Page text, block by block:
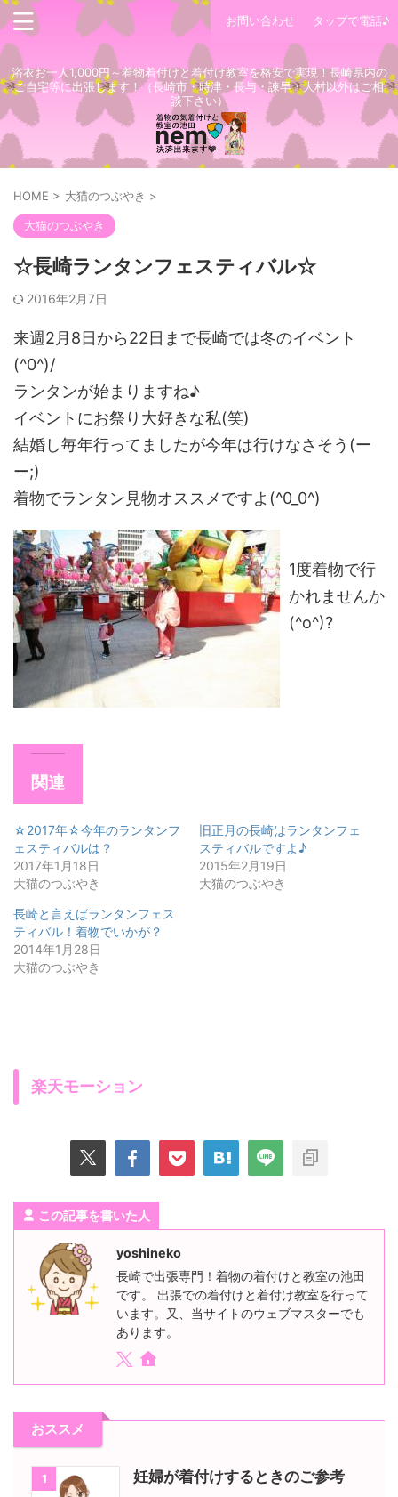
お問い合わせ タップで電話♪
浴衣お一人1,000円～着物着付けと着付け教室を格安で実現！長崎県内の
ご自宅等に出張します！（長崎市・時津・長与・諫早・大村以外はご相
談下さい）
HOME > 大猫のつぶやき >
大猫のつぶやき
☆長崎ランタンフェスティバル☆
2016年2月7日
来週2月8日から22日まで長崎では冬のイベント
(^0^)/
ランタンが始まりますね♪
イベントにお祭り大好きな私(笑)
結婚し毎年行ってましたが今年は行けなさそう(ー
ー;)
着物でランタン見物オススメですよ(^0_0^)
1度着物で行
かれませんか
(^o^)?
関連
☆2017年☆今年のランタンフ
ェスティバルは？
2017年1月18日
大猫のつぶやき
旧正月の長崎はランタンフェ
スティバルですよ♪
2015年2月19日
大猫のつぶやき
長崎と言えばランタンフェス
ティバル！着物でいかが？
2014年1月28日
大猫のつぶやき
楽天モーション
この記事を書いた人
yoshineko
長崎で出張専門！着物の着付けと教室の池田
です。 出張での着付けと着付け教室を行って
います。又、当サイトのウェブマスターでも
あります。
おススメ
1 妊婦が着付けするときのご参考